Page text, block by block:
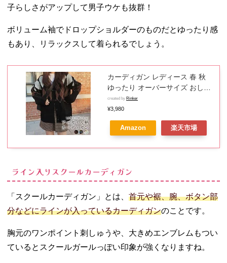
（ショップ
リスト）
− GU（ジー
ユニクロ）
−
EASTBOY
（イースト
ボーイ）
−
−
カンゴー
ル）
Lauren（ラ
ルフ ローレ
子らしさがアップして男子ウケも抜群！
ボリューム袖でドロップショルダーのものだとゆったり感
もあり、リラックスして着られるでしょう。
カーディガン レディース 春 秋
ゆったり オーバーサイズ おしゃ
れ かわいい アーガイル チェック
長袖 Vネック 黒 ドロップショル
ダー ニット カーデ カジュアル
ガーリー レトロ 羽織り ミディア
created by Rinker
¥3,980
Amazon 楽天市場
ライン入りスクールカーディガン
「スクールカーディガン」とは、 首元や裾、腕、ボタン部
分などにラインが入っているカーディガンのことです。
胸元のワンポイント刺しゅうや、大きめエンブレムもつい
ているとスクールガールっぽい印象が強くなりますね。